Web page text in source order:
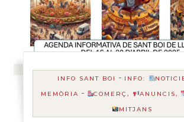
INFO SANT BOI - INFO:
MEMÒRIA - COMERÇ, ANUNCIS,
MITJANS